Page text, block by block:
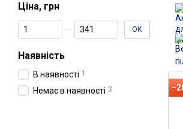
Ціна, грн
Від Ціна, грн
До Ціна, грн ОК
Наявність
В наявності 1
Немає в наявності 3